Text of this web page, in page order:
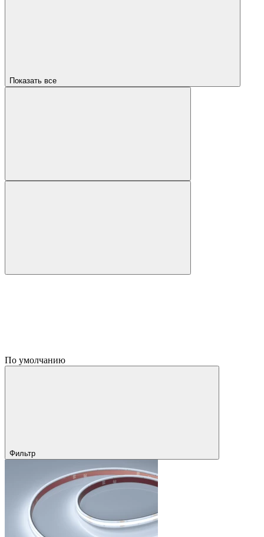
Показать все
По умолчанию
Фильтр